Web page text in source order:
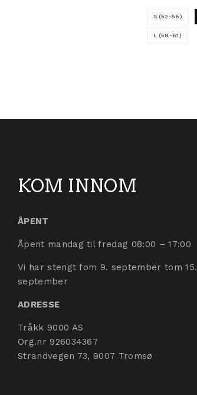
S (52-56)
L (58-61)
KOM INNOM
ÅPENT
Åpent mandag til fredag 08:00 – 17:00
Vi har stengt fom 9. september tom 15.
september
ADRESSE
Tråkk 9000 AS
Org.nr 926034367
Strandvegen 73, 9007 Tromsø